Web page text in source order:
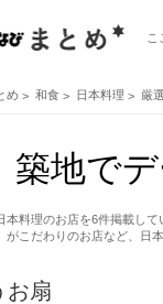
こ
め 和食 日本料理 厳
築地で
本料理のお店を6件掲載し
がこだわりのお店など、日
お扇